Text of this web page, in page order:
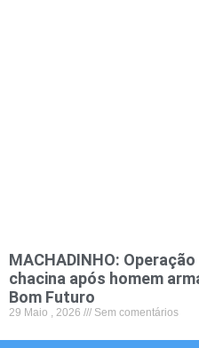
MACHADINHO:
chacina após homem
Bom Futuro
29 Maio , 2026 Sem comentários